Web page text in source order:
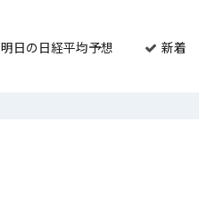
明日の日経平均予想 新着